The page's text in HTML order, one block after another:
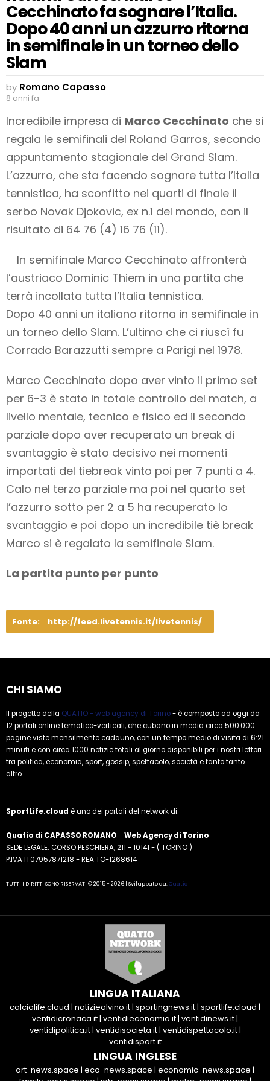
Cecchinato fa sognare l’Italia.
Dopo 40 anni un azzurro ritorna
in semifinale in un torneo dello
Slam
by Romano Capasso
8 anni fa
Incredibile impresa di Marco Cecchinato che si
regala le semifinali del Roland Garros, secondo
appuntamento stagionale del Grand Slam.
L’azzurro, che sta facendo sognare tutta l’Italia
tennistica, ha sconfitto nei quarti di finale il
serbo Novak Djokovic, ex n.1 del mondo, con il
risultato di 64 76 (4) 16 76 (11).
In semifinale Marco Cecchinato affronterà
l’austriaco Dominic Thiem in una partita che
terrà incollata tutta l’Italia tennistica.
Dopo 40 anni un italiano ritorna in semifinale in
un torneo dello Slam. L’ultimo che ci riuscì fu
Corrado Barazzutti sempre a Parigi nel 1978.
Marco Cecchinato dopo aver vinto il primo set
per 6-3 è stato in totale controllo del match, a
livello mentale, tecnico e fisico ed il secondo
parziale dopo aver recuperato un break di
svantaggio è stato decisivo nei momenti
importati del tiebreak vinto poi per 7 punti a 4.
Calo nel terzo parziale ma poi nel quarto set
l’azzurro sotto per 2 a 5 ha recuperato lo
svantaggio e poi dopo un incredibile tiè break
Marco si è regalato la semifinale Slam.
La partita punto per punto
Fonte: http://feed.livetennis.it/livetennis/
CHI SIAMO
Il progetto della QUATIO - web agency di Torino- è composto ad oggi da
12 portali online tematico-verticali, che cubano in media circa 500.000
pagine viste mensilmente cadauno, con un tempo medio di visita di 6:21
minuti e con circa 1000 notizie totali al giorno disponibili per i nostri lettori
tra politica, economia, sport, gossip, spettacolo, società e tanto tanto
altro...
SportLife.cloud è uno dei portali del network di:
Quatio di CAPASSO ROMANO -Web Agency di Torino
SEDE LEGALE: CORSO PESCHIERA, 211 - 10141 - ( TORINO )
P.IVA IT07957871218 - REA TO-1268614
TUTTI I DIRITTI SONO RISERVATI © 2015 - 2026 | Sviluppato da:Quatio
LINGUA ITALIANA
calciolife.cloud | notiziealvino.it| sportingnews.it| sportlife.cloud |
ventidicronaca.it| ventidieconomia.it| ventidinews.it|
ventidipolitica.it| ventidisocieta.it| ventidispettacolo.it|
ventidisport.it
LINGUA INGLESE
art-news.space | eco-news.space | economic-news.space |